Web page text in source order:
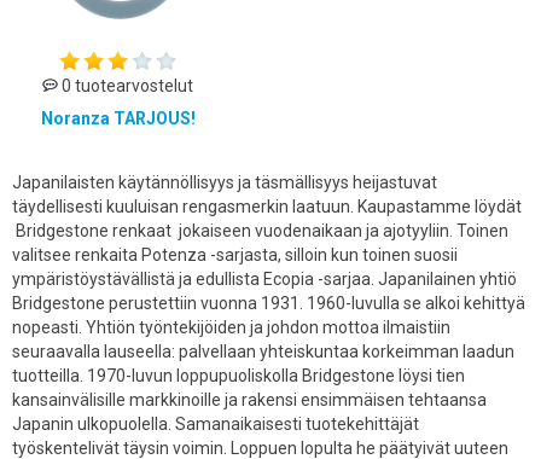
0 tuotearvostelut
Noranza TARJOUS!
Japanilaisten käytännöllisyys ja täsmällisyys heijastuvat
täydellisesti kuuluisan rengasmerkin laatuun. Kaupastamme löydät
Bridgestone renkaat jokaiseen vuodenaikaan ja ajotyyliin. Toinen
valitsee renkaita Potenza -sarjasta, silloin kun toinen suosii
ympäristöystävällistä ja edullista Ecopia -sarjaa. Japanilainen yhtiö
Bridgestone perustettiin vuonna 1931. 1960-luvulla se alkoi kehittyä
nopeasti. Yhtiön työntekijöiden ja johdon mottoa ilmaistiin
seuraavalla lauseella: palvellaan yhteiskuntaa korkeimman laadun
tuotteilla. 1970-luvun loppupuoliskolla Bridgestone löysi tien
kansainvälisille markkinoille ja rakensi ensimmäisen tehtaansa
Japanin ulkopuolella. Samanaikaisesti tuotekehittäjät
työskentelivät täysin voimin. Loppuen lopulta he päätyivät uuteen